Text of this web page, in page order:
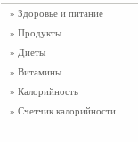
» Здоровье и питание
» Продукты
» Диеты
» Витамины
» Калорийность
» Счетчик калорийности